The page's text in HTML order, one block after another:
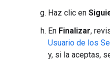
Haz clic en
En Finalizar,
Usuario de los
y, si la aceptas,